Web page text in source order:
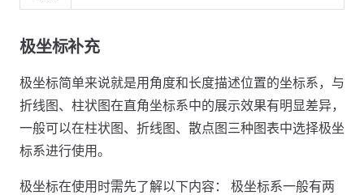
极坐标补充
极坐标简单来说就是用角度和长度描述位置的坐标系，与
折线图、柱状图在直角坐标系中的展示效果有明显差异，
一般可以在柱状图、折线图、散点图三种图表中选择极坐
标系进行使用。
极坐标在使用时需先了解以下内容： 极坐标系一般有两